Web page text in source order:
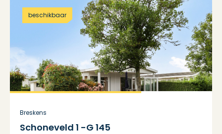
beschikbaar
Breskens
Schoneveld 1 -G 145